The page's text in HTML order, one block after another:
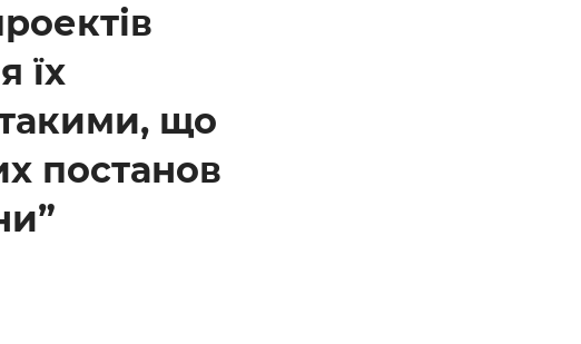
їх
що
постанов